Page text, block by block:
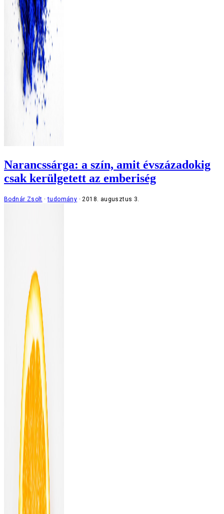
Narancssárga: a szín, amit évszázadokig
csak kerülgetett az emberiség
Bodnár Zsolt tudomány 2018. augusztus 3.